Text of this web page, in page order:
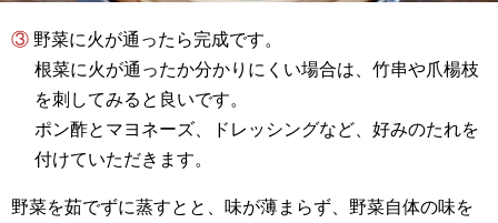
③ 野菜に火が通ったら完成です。
根菜に火が通ったか分かりにくい場合は、竹串や爪楊枝
を刺してみると良いです。
ポン酢とマヨネーズ、ドレッシングなど、好みのたれを
付けていただきます。
野菜を茹でずに蒸すとと、味が薄まらず、野菜自体の味を